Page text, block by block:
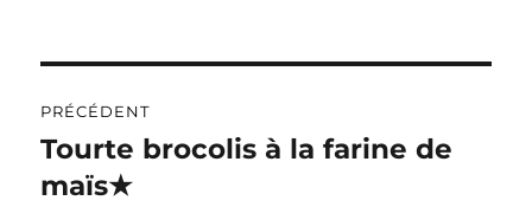
R
A
T
de
l’article
PRÉCÉDENT
Publication
précédente :
Tourte brocolis à la farine de
maïs★